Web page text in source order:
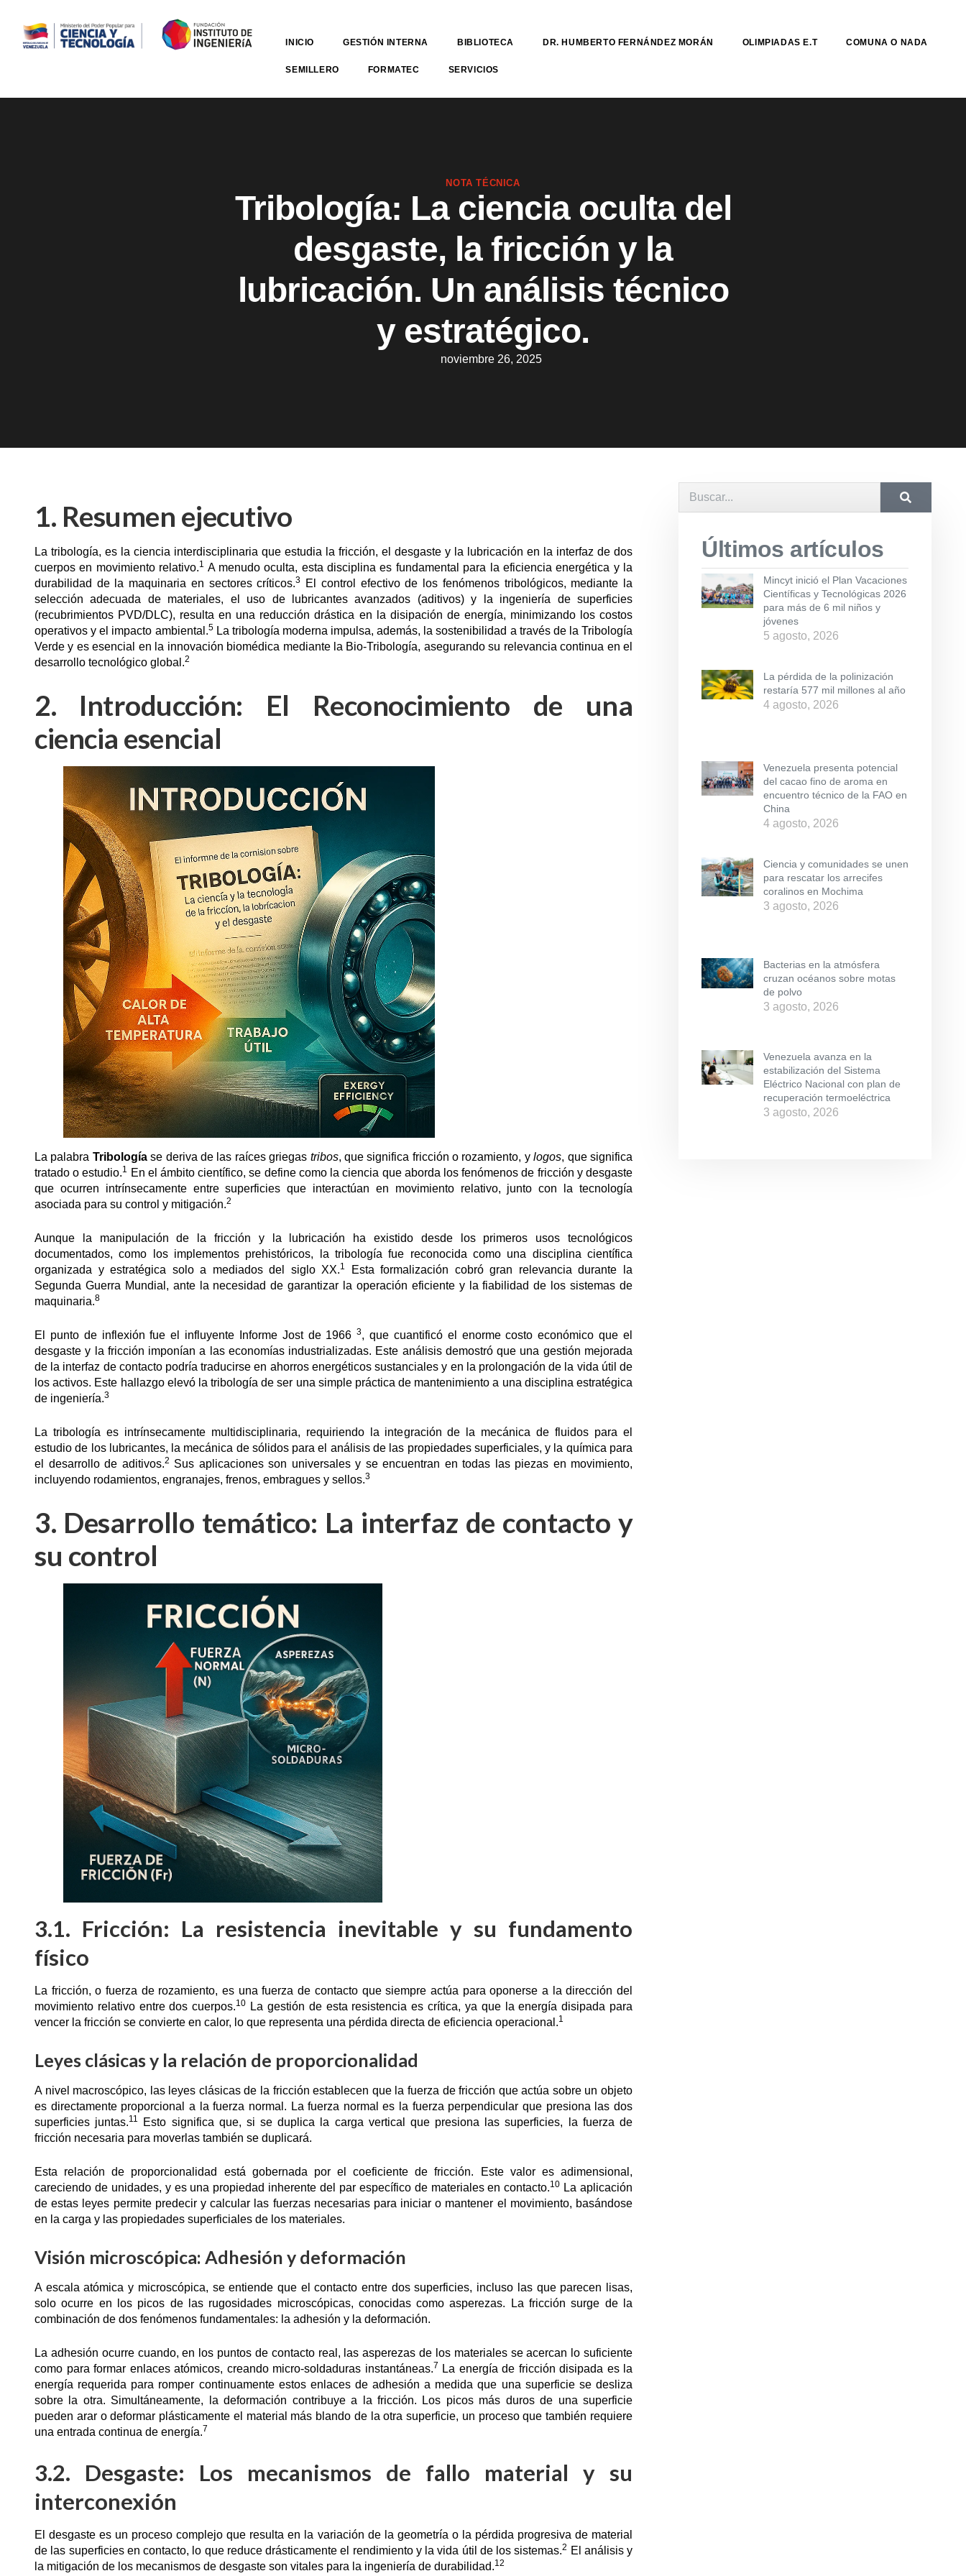
INICIO GESTIÓN INTERNA BIBLIOTECA DR. HUMBERTO FERNÁNDEZ MORÁN OLIMPIADAS E.T COMUNA O NADA
SEMILLERO FORMATEC SERVICIOS
NOTA TÉCNICA
Tribología: La ciencia oculta del
desgaste, la fricción y la
lubricación. Un análisis técnico
y estratégico.
noviembre 26, 2025
1. Resumen ejecutivo
La tribología, es la ciencia interdisciplinaria que estudia la fricción, el desgaste y la lubricación en la interfaz de dos
cuerpos en movimiento relativo.1 A menudo oculta, esta disciplina es fundamental para la eficiencia energética y la
durabilidad de la maquinaria en sectores críticos.3
El control efectivo de los fenómenos tribológicos, mediante la
selección adecuada de materiales, el uso de lubricantes avanzados (aditivos) y la ingeniería de superficies
(recubrimientos PVD/DLC), resulta en una reducción drástica en la disipación de energía, minimizando los costos
operativos y el impacto ambiental.5La tribología moderna impulsa, además, la sostenibilidad a través de la Tribología
Verde y es esencial en la innovación biomédica mediante la Bio-Tribología, asegurando su relevancia continua en el
desarrollo tecnológico global.2
2. Introducción: El Reconocimiento de una
ciencia esencial
La palabra Tribologíase deriva de las raíces griegas tribos, que significa fricción o rozamiento, ylogos, que significa
tratado o estudio.1 En el ámbito científico, se define como la ciencia que aborda los fenómenos de fricción y desgaste
que ocurren intrínsecamente entre superficies que interactúan en movimiento relativo, junto con la tecnología
asociada para su control y mitigación.2
Aunque la manipulación de la fricción y la lubricación ha existido desde los primeros usos tecnológicos
documentados, como los implementos prehistóricos, la tribología fue reconocida como una disciplina científica
organizada y estratégica solo a mediados del siglo XX.1
Esta formalización cobró gran relevancia durante la
Segunda Guerra Mundial, ante la necesidad de garantizar la operación eficiente y la fiabilidad de los sistemas de
maquinaria.8
El punto de inflexión fue el influyente Informe Jost de 19663, que cuantificó el enorme costo económico que el
desgaste y la fricción imponían a las economías industrializadas. Este análisis demostró que una gestión mejorada
de la interfaz de contacto podría traducirse en ahorros energéticos sustanciales y en la prolongación de la vida útil de
los activos. Este hallazgo elevó la tribología de ser una simple práctica de mantenimiento a una disciplina estratégica
de ingeniería.3
La tribología es intrínsecamente multidisciplinaria, requiriendo la integración de la mecánica de fluidos para el
estudio de los lubricantes, la mecánica de sólidos para el análisis de las propiedades superficiales, y la química para
el desarrollo de aditivos.2 Sus aplicaciones son universales y se encuentran en todas las piezas en movimiento,
incluyendo rodamientos, engranajes, frenos, embragues y sellos.3
3. Desarrollo temático: La interfaz de contacto y
su control
3.1. Fricción: La resistencia inevitable y su fundamento
físico
La fricción, o fuerza de rozamiento, es una fuerza de contacto que siempre actúa para oponerse a la dirección del
movimiento relativo entre dos cuerpos.10
La gestión de esta resistencia es crítica, ya que la energía disipada para
vencer la fricción se convierte en calor, lo que representa una pérdida directa de eficiencia operacional.1
Leyes clásicas y la relación de proporcionalidad
A nivel macroscópico, las leyes clásicas de la fricción establecen que la fuerza de fricción que actúa sobre un objeto
es directamente proporcional a la fuerza normal. La fuerza normal es la fuerza perpendicular que presiona las dos
superficies juntas.11
Esto significa que, si se duplica la carga vertical que presiona las superficies, la fuerza de
fricción necesaria para moverlas también se duplicará.
Esta relación de proporcionalidad está gobernada por el coeficiente de fricción. Este valor es adimensional,
careciendo de unidades, y es una propiedad inherente del par específico de materiales en contacto.10 La aplicación
de estas leyes permite predecir y calcular las fuerzas necesarias para iniciar o mantener el movimiento, basándose
en la carga y las propiedades superficiales de los materiales.
Visión microscópica: Adhesión y deformación
A escala atómica y microscópica, se entiende que el contacto entre dos superficies, incluso las que parecen lisas,
solo ocurre en los picos de las rugosidades microscópicas, conocidas como asperezas. La fricción surge de la
combinación de dos fenómenos fundamentales: la adhesión y la deformación.
La adhesión ocurre cuando, en los puntos de contacto real, las asperezas de los materiales se acercan lo suficiente
como para formar enlaces atómicos, creando micro-soldaduras instantáneas.7
La energía de fricción disipada es la
energía requerida para romper continuamente estos enlaces de adhesión a medida que una superficie se desliza
sobre la otra. Simultáneamente, la deformación contribuye a la fricción. Los picos más duros de una superficie
pueden arar o deformar plásticamente el material más blando de la otra superficie, un proceso que también requiere
una entrada continua de energía.7
3.2. Desgaste: Los mecanismos de fallo material y su
interconexión
El desgaste es un proceso complejo que resulta en la variación de la geometría o la pérdida progresiva de material
de las superficies en contacto, lo que reduce drásticamente el rendimiento y la vida útil de los sistemas.2 El análisis y
la mitigación de los mecanismos de desgaste son vitales para la ingeniería de durabilidad.12
Últimos artículos
Mincyt inició el Plan Vacaciones
Científicas y Tecnológicas 2026
para más de 6 mil niños y
jóvenes
5 agosto, 2026
La pérdida de la polinización
restaría 577 mil millones al año
4 agosto, 2026
Venezuela presenta potencial
del cacao fino de aroma en
encuentro técnico de la FAO en
China
4 agosto, 2026
Ciencia y comunidades se unen
para rescatar los arrecifes
coralinos en Mochima
3 agosto, 2026
Bacterias en la atmósfera
cruzan océanos sobre motas
de polvo
3 agosto, 2026
Venezuela avanza en la
estabilización del Sistema
Eléctrico Nacional con plan de
recuperación termoeléctrica
3 agosto, 2026